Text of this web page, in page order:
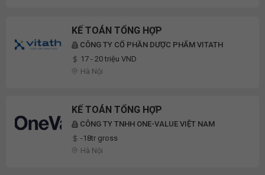
KẾ TOÁN TỔNG HỢP
CÔNG TY CỔ PHẦN DƯỢC PHẨM VITATH
17 - 20 triệu VND
Hà Nội
KẾ TOÁN TỔNG HỢP
CÔNG TY TNHH ONE-VALUE VIỆT NAM
-18tr gross
Hà Nội